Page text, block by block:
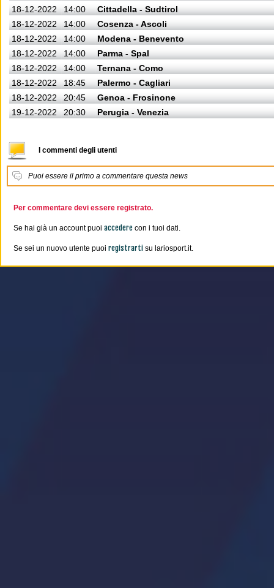
18-12-2022
14:00
Cittadella - Sudtirol
18-12-2022
14:00
Cosenza - Ascoli
18-12-2022
14:00
Modena - Benevento
18-12-2022
14:00
Parma - Spal
18-12-2022
14:00
Ternana - Como
18-12-2022
18:45
Palermo - Cagliari
18-12-2022
20:45
Genoa - Frosinone
19-12-2022
20:30 Perugia - Venezia
I commenti degli utenti
Puoi essere il primo a commentare questa news
Per commentare devi essere registrato.
Se hai già un account puoi accedere con i tuoi dati.
Se sei un nuovo utente puoi registrarti su lariosport.it.